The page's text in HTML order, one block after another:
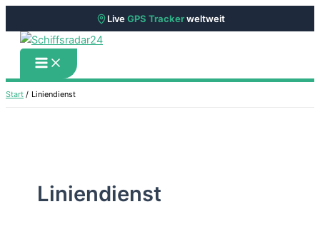
LiveGPS Trackerweltweit
Zum
Start Liniendienst
Liniendienst